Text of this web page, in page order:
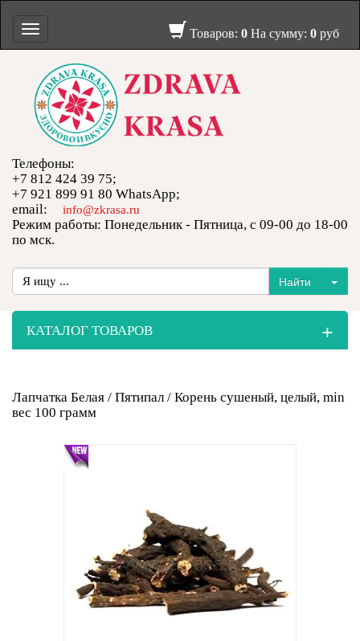
Товаров: 0 На сумму: 0 руб
Toggle
navigation
Телефоны:
+7 812 424 39 75;
+7 921 899 91 80 WhatsApp;
email:
info@zkrasa.ru
Режим работы: Понедельник - Пятница, с 09-00 до 18-00
по мск.
КАТАЛОГ ТОВАРОВ +
Лапчатка Белая / Пятипал / Корень сушеный, целый, min
вес 100 грамм